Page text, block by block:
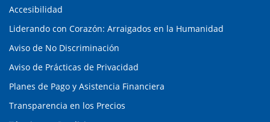
Accesibilidad
Liderando con Corazón: Arraigados en la Humanidad
Aviso de No Discriminación
Aviso de Prácticas de Privacidad
Planes de Pago y Asistencia Financiera
Transparencia en los Precios